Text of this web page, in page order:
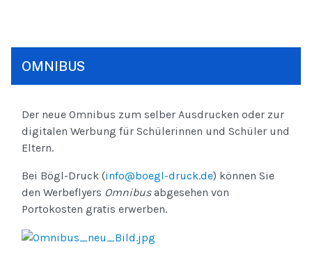
OMNIBUS
Der neue Omnibus zum selber Ausdrucken oder zur
digitalen Werbung für Schülerinnen und Schüler und
Eltern.
Bei Bögl-Druck (info@boegl-druck.de) können Sie
den Werbeflyers Omnibusabgesehen von
Portokosten gratis erwerben.